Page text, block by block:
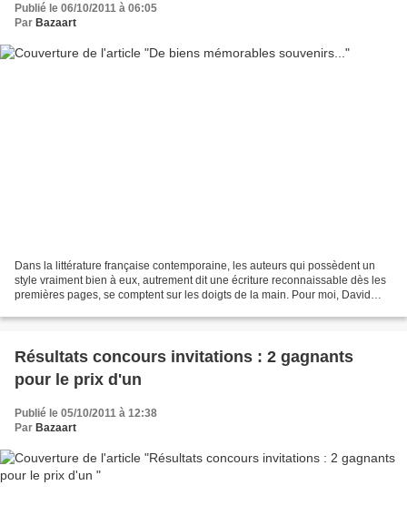
Publié le 06/10/2011 à 06:05
Par Bazaart
Dans la littérature française contemporaine, les auteurs qui possèdent un
style vraiment bien à eux, autrement dit une écriture reconnaissable dès les
premières pages, se comptent sur les doigts de la main. Pour moi, David
Résultats concours invitations : 2 gagnants
pour le prix d'un
Publié le 05/10/2011 à 12:38
Par Bazaart